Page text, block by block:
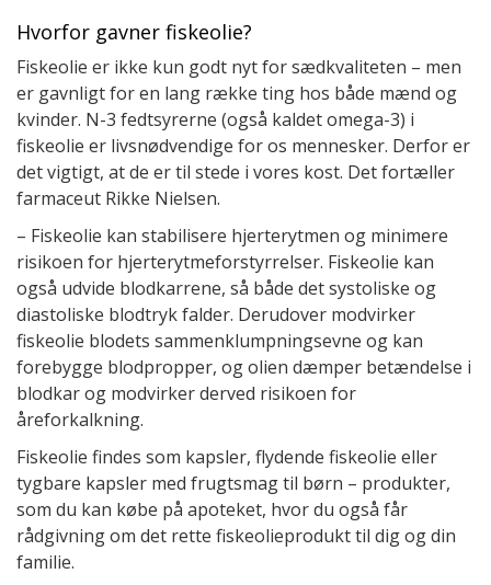
Hvorfor gavner fiskeolie?
Fiskeolie er ikke kun godt nyt for sædkvaliteten – men
er gavnligt for en lang række ting hos både mænd og
kvinder. N-3 fedtsyrerne (også kaldet omega-3) i
fiskeolie er livsnødvendige for os mennesker. Derfor er
det vigtigt, at de er til stede i vores kost. Det fortæller
farmaceut Rikke Nielsen.
– Fiskeolie kan stabilisere hjerterytmen og minimere
risikoen for hjerterytmeforstyrrelser. Fiskeolie kan
også udvide blodkarrene, så både det systoliske og
diastoliske blodtryk falder. Derudover modvirker
fiskeolie blodets sammenklumpningsevne og kan
forebygge blodpropper, og olien dæmper betændelse i
blodkar og modvirker derved risikoen for
åreforkalkning.
Fiskeolie findes som kapsler, flydende fiskeolie eller
tygbare kapsler med frugtsmag til børn – produkter,
som du kan købe på apoteket, hvor du også får
rådgivning om det rette fiskeolieprodukt til dig og din
familie.